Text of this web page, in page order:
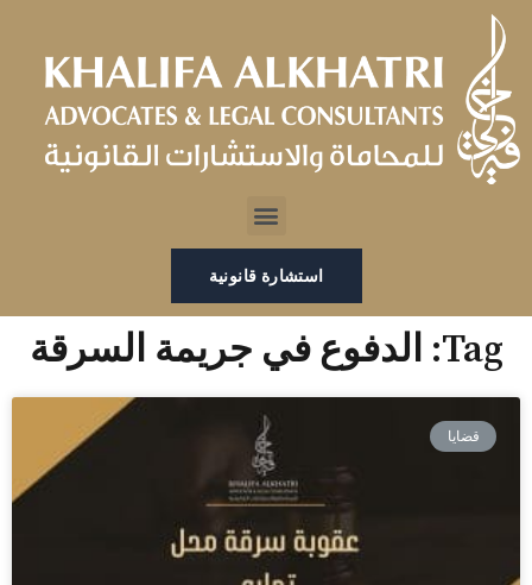
تخطي
المحتوى
Menu
استشارة قانونية
Tag: الدفوع في جريمة السرقة
قضايا